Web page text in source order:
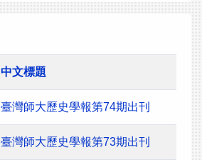
中文標題
臺灣師大歷史學報第74期出刊
臺灣師大歷史學報第73期出刊